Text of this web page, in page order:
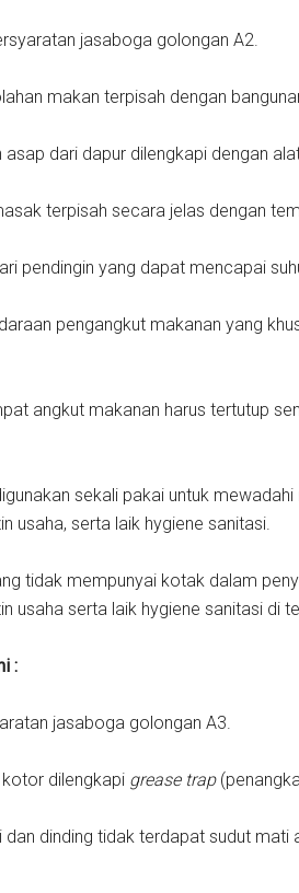
jasaboga golongan A2.
makan terpisah dengan
dari dapur dilengkapi dengan
terpisah secara jelas dengan
pendingin yang dapat mencapai
pengangkut makanan yang
angkut makanan harus tertutup
sekali pakai untuk mewadahi
usaha, serta laik hygiene sanitasi.
tidak mempunyai kotak dalam
usaha serta laik hygiene sanitasi di
:
jasaboga golongan A3.
dilengkapi grease trap
dinding tidak terdapat sudut